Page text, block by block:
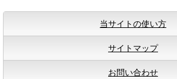
当サイトの使い方
サイトマップ
お問い合わせ